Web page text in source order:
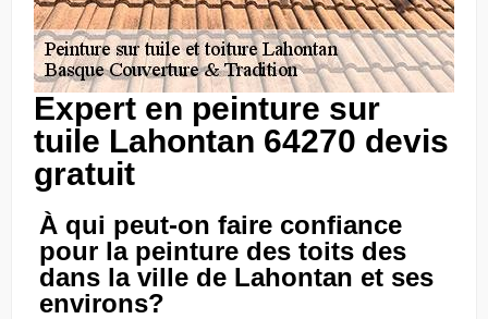
Expert en peinture sur
tuile Lahontan 64270 devis
gratuit
À qui peut-on faire confiance
pour la peinture des toits des
dans la ville de Lahontan et ses
environs?